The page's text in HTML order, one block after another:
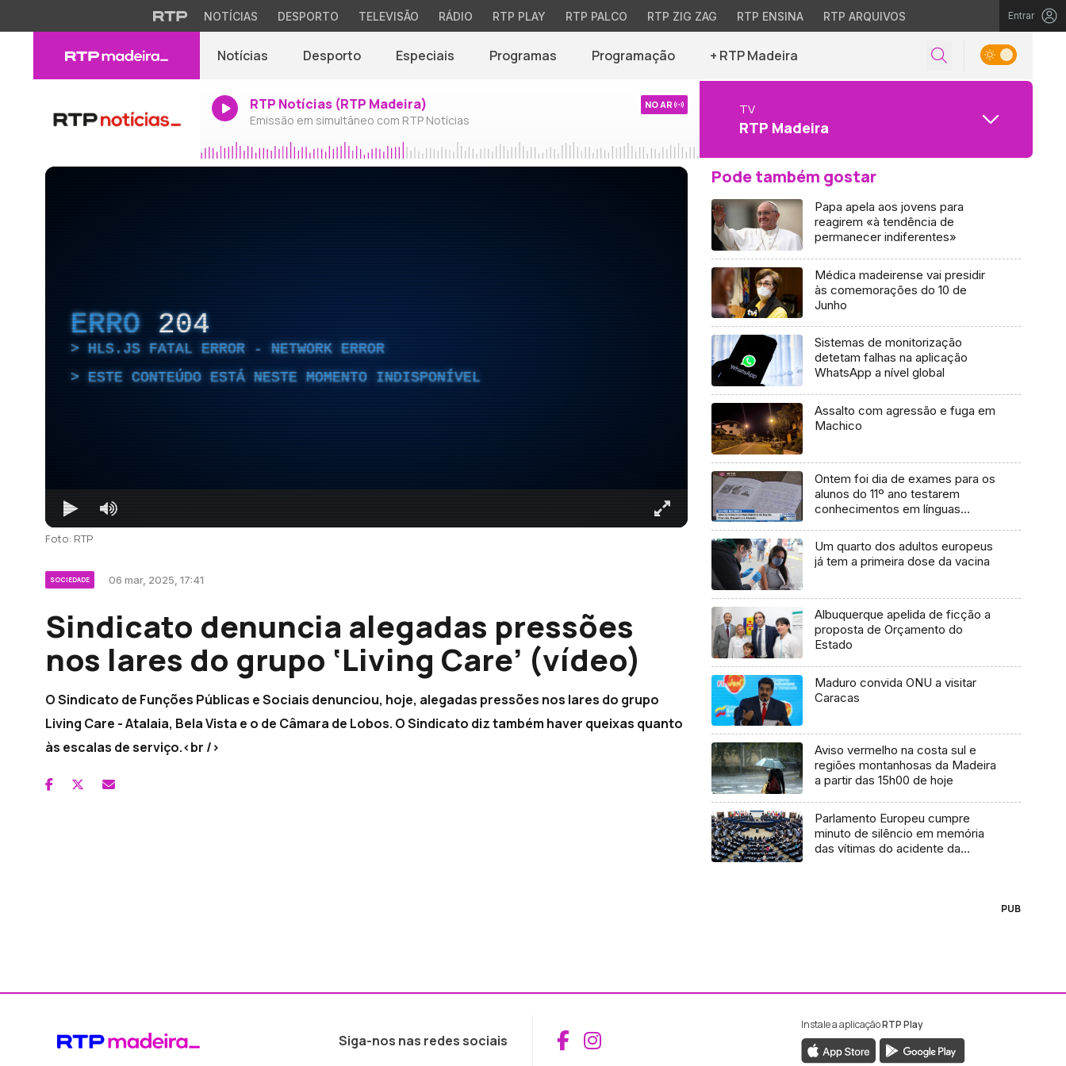
NOTÍCIAS DESPORTO TELEVISÃO RÁDIO RTP PLAY RTP PALCO RTP ZIG ZAG RTP ENSINA RTP ARQUIVOS Entrar
Notícias Desporto Especiais Programas Programação + RTP Madeira
RTP Notícias (RTP Madeira)
Emissão em simultâneo com RTP Notícias
NO AR TV
RTP Madeira
ERRO 204
HLS.JS FATAL ERROR - NETWORK ERROR
ESTE CONTEÚDO ESTÁ NESTE MOMENTO INDISPONÍVEL
Foto: RTP
SOCIEDADE 06 mar, 2025, 17:41
Sindicato denuncia alegadas pressões
nos lares do grupo ‘Living Care’ (vídeo)
O Sindicato de Funções Públicas e Sociais denunciou, hoje, alegadas pressões nos lares do grupo
Living Care - Atalaia, Bela Vista e o de Câmara de Lobos. O Sindicato diz também haver queixas quanto
às escalas de serviço.<br />
Pode também gostar
Papa apela aos jovens para
reagirem «à tendência de
permanecer indiferentes»
Médica madeirense vai presidir
às comemorações do 10 de
Junho
Sistemas de monitorização
detetam falhas na aplicação
WhatsApp a nível global
Assalto com agressão e fuga em
Machico
Ontem foi dia de exames para os
alunos do 11º ano testarem
conhecimentos em línguas
Um quarto dos adultos europeus
já tem a primeira dose da vacina
Albuquerque apelida de ficção a
proposta de Orçamento do
Estado
Maduro convida ONU a visitar
Caracas
Aviso vermelho na costa sul e
regiões montanhosas da Madeira
a partir das 15h00 de hoje
Parlamento Europeu cumpre
minuto de silêncio em memória
das vítimas do acidente da
PUB
Siga-nos nas redes sociais Aceder ao Facebook da RTP Madeira
Aceder ao Instagram da RTP Madeira
Instale a aplicaçãoRTP Play